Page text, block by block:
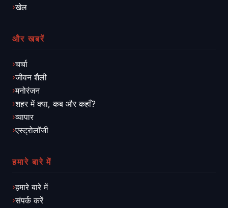
खेल
और खबरें
चर्चा
जीवन शैली
मनोरंजन
शहर में क्या, कब और कहाँ?
व्यापार
एस्ट्रोलॉजी
हमारे बारे में
हमारे बारे में
संपर्क करें